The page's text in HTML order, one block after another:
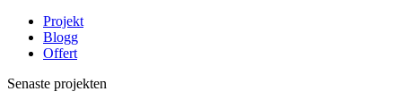
Projekt
Blogg
Offert
Senaste projekten